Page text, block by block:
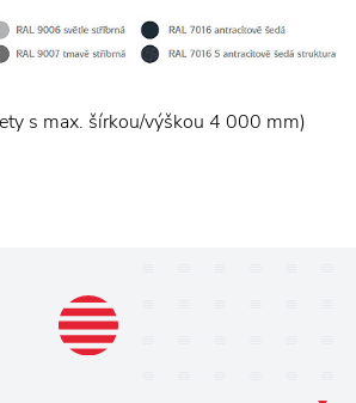
s max. šírkou/výškou 4 000 mm)